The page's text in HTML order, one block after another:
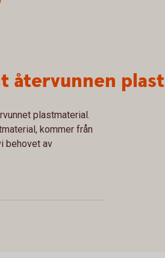
återvunnen plast
plastmaterial.
kommer från
behovet av